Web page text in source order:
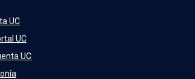
UC
UC
UC